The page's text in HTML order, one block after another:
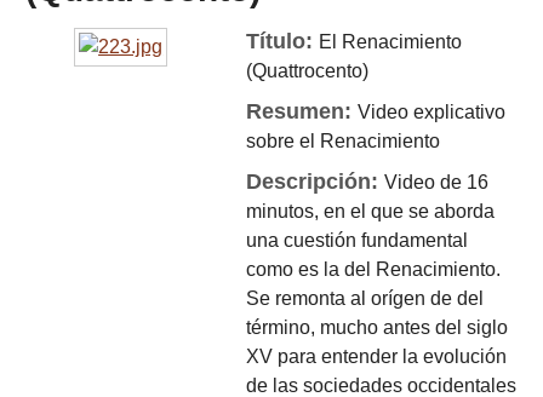
Título: El Renacimiento
(Quattrocento)
Resumen:Video explicativo
sobre el Renacimiento
Descripción:Video de 16
minutos, en el que se aborda
una cuestión fundamental
como es la del Renacimiento.
Se remonta al orígen de del
término, mucho antes del siglo
XV para entender la evolución
de las sociedades occidentales